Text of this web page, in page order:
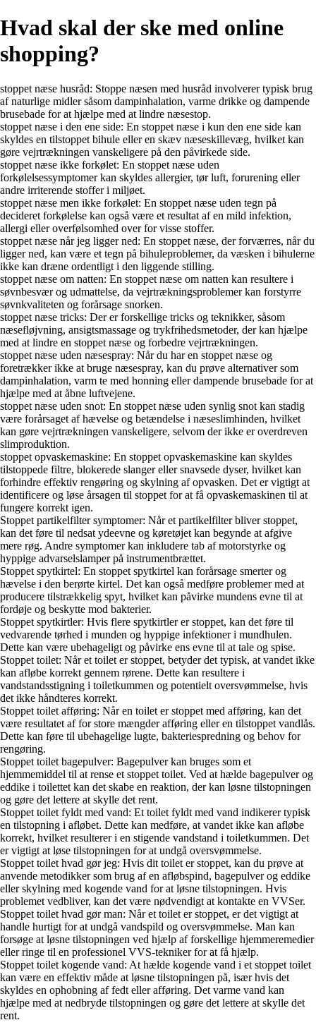
Hvad skal der ske med online
shopping?
stoppet næse husråd: Stoppe næsen med husråd involverer typisk brug
af naturlige midler såsom dampinhalation, varme drikke og dampende
brusebade for at hjælpe med at lindre næsestop.
stoppet næse i den ene side: En stoppet næse i kun den ene side kan
skyldes en tilstoppet bihule eller en skæv næseskillevæg, hvilket kan
gøre vejrtrækningen vanskeligere på den påvirkede side.
stoppet næse ikke forkølet: En stoppet næse uden
forkølelsessymptomer kan skyldes allergier, tør luft, forurening eller
andre irriterende stoffer i miljøet.
stoppet næse men ikke forkølet: En stoppet næse uden tegn på
decideret forkølelse kan også være et resultat af en mild infektion,
allergi eller overfølsomhed over for visse stoffer.
stoppet næse når jeg ligger ned: En stoppet næse, der forværres, når du
ligger ned, kan være et tegn på bihuleproblemer, da væsken i bihulerne
ikke kan dræne ordentligt i den liggende stilling.
stoppet næse om natten: En stoppet næse om natten kan resultere i
søvnbesvær og udmattelse, da vejrtrækningsproblemer kan forstyrre
søvnkvaliteten og forårsage snorken.
stoppet næse tricks: Der er forskellige tricks og teknikker, såsom
næsefløjvning, ansigtsmassage og trykfrihedsmetoder, der kan hjælpe
med at lindre en stoppet næse og forbedre vejrtrækningen.
stoppet næse uden næsespray: Når du har en stoppet næse og
foretrækker ikke at bruge næsespray, kan du prøve alternativer som
dampinhalation, varm te med honning eller dampende brusebade for at
hjælpe med at åbne luftvejene.
stoppet næse uden snot: En stoppet næse uden synlig snot kan stadig
være forårsaget af hævelse og betændelse i næseslimhinden, hvilket
kan gøre vejrtrækningen vanskeligere, selvom der ikke er overdreven
slimproduktion.
stoppet opvaskemaskine: En stoppet opvaskemaskine kan skyldes
tilstoppede filtre, blokerede slanger eller snavsede dyser, hvilket kan
forhindre effektiv rengøring og skylning af opvasken. Det er vigtigt at
identificere og løse årsagen til stoppet for at få opvaskemaskinen til at
fungere korrekt igen.
Stoppet partikelfilter symptomer: Når et partikelfilter bliver stoppet,
kan det føre til nedsat ydeevne og køretøjet kan begynde at afgive
mere røg. Andre symptomer kan inkludere tab af motorstyrke og
hyppige advarselslamper på instrumentbrættet.
Stoppet spytkirtel: En stoppet spytkirtel kan forårsage smerter og
hævelse i den berørte kirtel. Det kan også medføre problemer med at
producere tilstrækkelig spyt, hvilket kan påvirke mundens evne til at
fordøje og beskytte mod bakterier.
Stoppet spytkirtler: Hvis flere spytkirtler er stoppet, kan det føre til
vedvarende tørhed i munden og hyppige infektioner i mundhulen.
Dette kan være ubehageligt og påvirke ens evne til at tale og spise.
Stoppet toilet: Når et toilet er stoppet, betyder det typisk, at vandet ikke
kan afløbe korrekt gennem rørene. Dette kan resultere i
vandstandsstigning i toiletkummen og potentielt oversvømmelse, hvis
det ikke håndteres korrekt.
Stoppet toilet afføring: Når en toilet er stoppet med afføring, kan det
være resultatet af for store mængder afføring eller en tilstoppet vandlås.
Dette kan føre til ubehagelige lugte, bakteriespredning og behov for
rengøring.
Stoppet toilet bagepulver: Bagepulver kan bruges som et
hjemmemiddel til at rense et stoppet toilet. Ved at hælde bagepulver og
eddike i toilettet kan det skabe en reaktion, der kan løsne tilstopningen
og gøre det lettere at skylle det rent.
Stoppet toilet fyldt med vand: Et toilet fyldt med vand indikerer typisk
en tilstopning i afløbet. Dette kan medføre, at vandet ikke kan afløbe
korrekt, hvilket resulterer i en stigende vandstand i toiletkummen. Det
er vigtigt at løse tilstopningen for at undgå oversvømmelse.
Stoppet toilet hvad gør jeg: Hvis dit toilet er stoppet, kan du prøve at
anvende metodikker som brug af en afløbspind, bagepulver og eddike
eller skylning med kogende vand for at løsne tilstopningen. Hvis
problemet vedbliver, kan det være nødvendigt at kontakte en VVSer.
Stoppet toilet hvad gør man: Når et toilet er stoppet, er det vigtigt at
handle hurtigt for at undgå vandspild og oversvømmelse. Man kan
forsøge at løsne tilstopningen ved hjælp af forskellige hjemmeremedier
eller ringe til en professionel VVS-tekniker for at få hjælp.
Stoppet toilet kogende vand: At hælde kogende vand i et stoppet toilet
kan være en effektiv måde at løsne tilstopningen på, især hvis det
skyldes en ophobning af fedt eller afføring. Det varme vand kan
hjælpe med at nedbryde tilstopningen og gøre det lettere at skylle det
rent.